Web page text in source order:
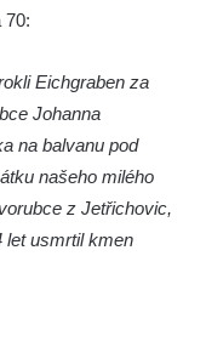
70:
Eichgraben za
Johanna
na balvanu pod
našeho milého
z Jetřichovic,
let usmrtil kmen